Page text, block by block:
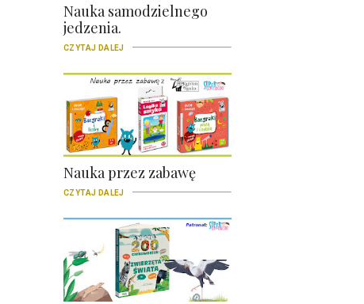
Nauka samodzielnego
jedzenia.
CZYTAJ DALEJ
Nauka przez zabawę
CZYTAJ DALEJ